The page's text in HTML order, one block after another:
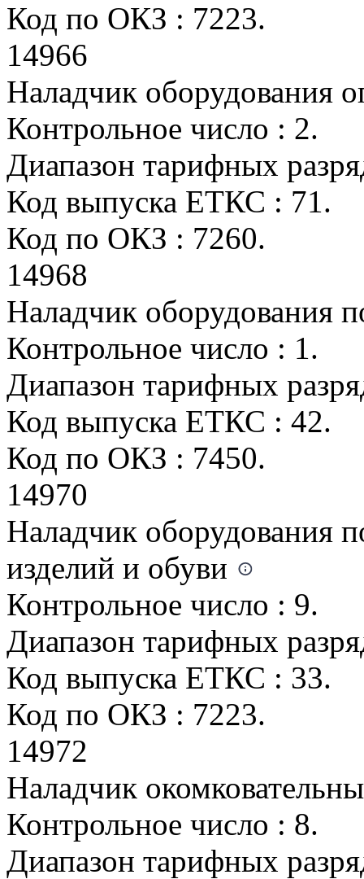
Код по ОКЗ : 7223.
14966
Наладчик оборудования
Контрольное число : 2.
Диапазон тарифных
Код выпуска ЕТКС : 71.
Код по ОКЗ : 7260.
14968
Наладчик оборудования
Контрольное число : 1.
Диапазон тарифных
Код выпуска ЕТКС : 42.
Код по ОКЗ : 7450.
14970
Наладчик оборудования
изделий и обуви
Контрольное число : 9.
Диапазон тарифных
Код выпуска ЕТКС : 33.
Код по ОКЗ : 7223.
14972
Наладчик
Контрольное число : 8.
Диапазон тарифных